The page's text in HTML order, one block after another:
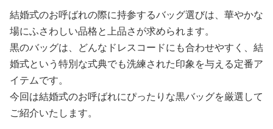
結婚式のお呼ばれの際に持参するバッグ選びは、華やかな
場にふさわしい品格と上品さが求められます。
黒のバッグは、どんなドレスコードにも合わせやすく、結
婚式という特別な式典でも洗練された印象を与える定番ア
イテムです。
今回は結婚式のお呼ばれにぴったりな黒バッグを厳選して
ご紹介いたします。